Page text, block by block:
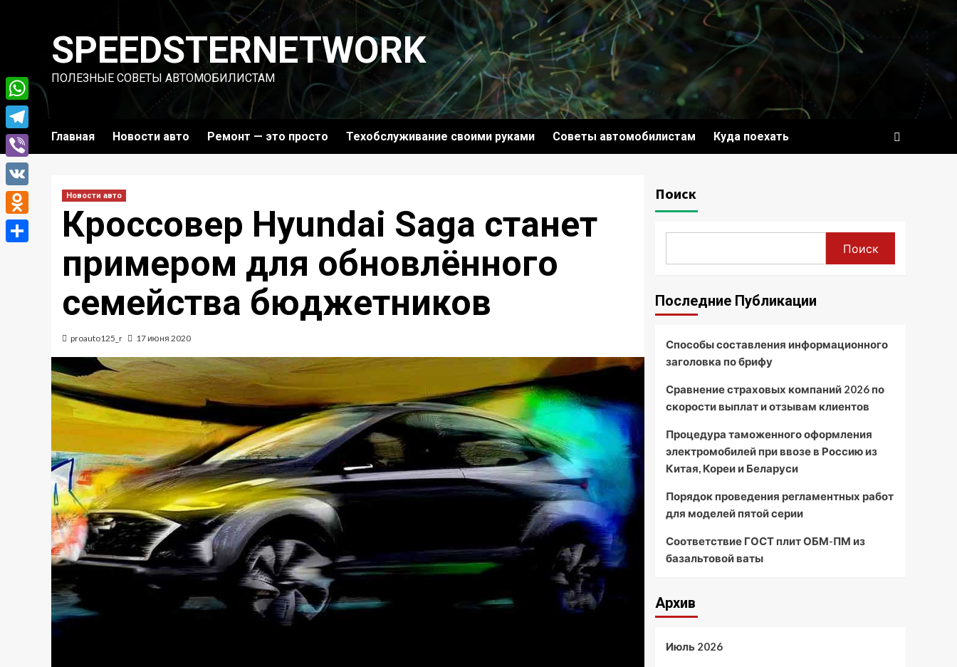
содержимомуSPEEDSTERNETWORK
ПОЛЕЗНЫЕ СОВЕТЫ АВТОМОБИЛИСТАМ
Главная Новости авто Ремонт — это просто Техобслуживание своими руками Советы автомобилистам Куда поехать
Новости авто
Кроссовер Hyundai Saga станет
примером для обновлённого
семейства бюджетников
proauto125_r 17 июня 2020
Поиск
Поиск
Последние Публикации
Способы составления информационного
заголовка по брифу
Сравнение страховых компаний 2026 по
скорости выплат и отзывам клиентов
Процедура таможенного оформления
электромобилей при ввозе в Россию из
Китая, Кореи и Беларуси
Порядок проведения регламентных работ
для моделей пятой серии
Соответствие ГОСТ плит ОБМ-ПМ из
базальтовой ваты
Архив
Июль 2026
WhatsApp
Telegram
Viber
VK
Odnoklassniki
Отправить